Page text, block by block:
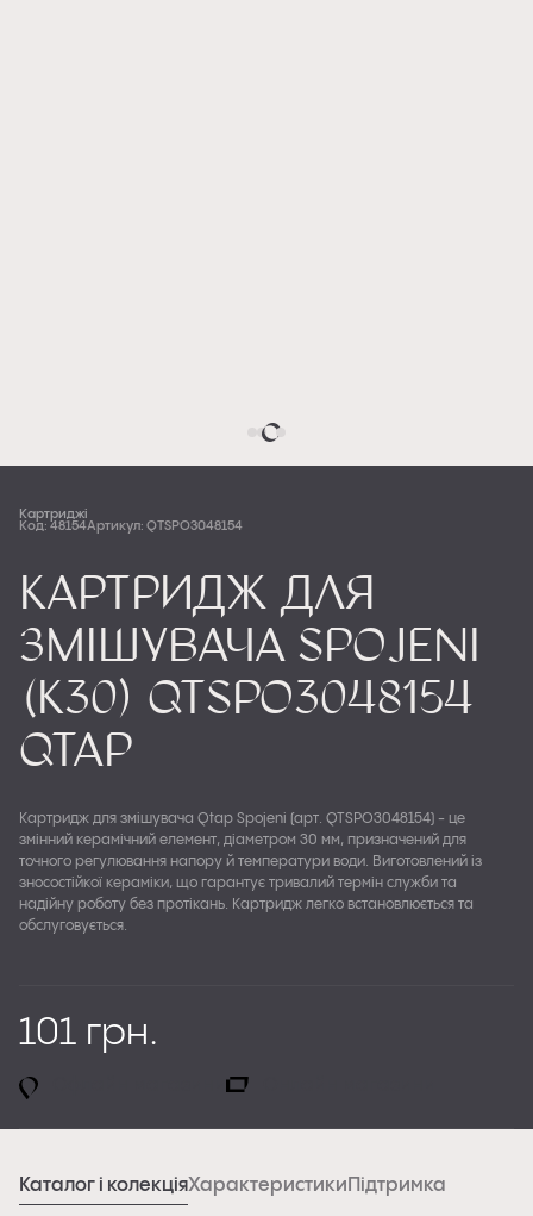
Картриджі
Код: 48154Артикул: QTSPO3048154
Картридж для
змішувача Spojeni
(k30) QTSPO3048154
Qtap
Картридж для змішувача Qtap Spojeni (арт. QTSPO3048154) - це
змінний керамічний елемент, діаметром 30 мм, призначений для
точного регулювання напору й температури води. Виготовлений із
зносостійкої кераміки, що гарантує тривалий термін служби та
надійну роботу без протікань. Картридж легко встановлюється та
обслуговується.
101 грн.
Каталог і колекціяХарактеристики Підтримка